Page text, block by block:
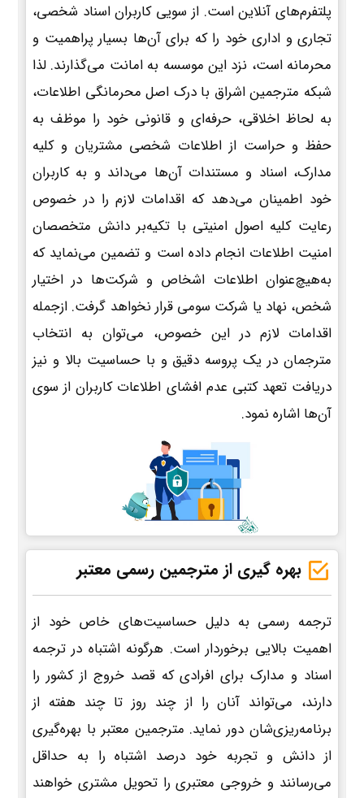
پلتفرم‌های آنلاین است. از سویی کاربران اسناد شخصی،
تجاری و اداری خود را که برای آن‌ها بسیار پراهمیت و
محرمانه است، نزد این موسسه به امانت می‌گذارند. لذا
شبکه مترجمین اشراق با درک اصل محرمانگی اطلاعات،
به لحاظ اخلاقی، حرفه‌ای و قانونی خود را موظف به
حفظ و حراست از اطلاعات شخصی مشتریان و کلیه
مدارک، اسناد و مستندات آن‌ها می‌داند و به کاربران
خود اطمینان می‌دهد که اقدامات لازم را در خصوص
رعایت کلیه اصول امنیتی با تکیه‌بر دانش متخصصان
امنیت اطلاعات انجام داده است و تضمین می‌نماید که
به‌هیچ‌عنوان اطلاعات اشخاص و شرکت‌ها در اختیار
شخص، نهاد یا شرکت سومی قرار نخواهد گرفت. ازجمله
اقدامات لازم در این خصوص، می‌توان به انتخاب
مترجمان در یک پروسه دقیق و با حساسیت بالا و نیز
دریافت تعهد کتبی عدم افشای اطلاعات کاربران از سوی
آن‌ها اشاره نمود.
بهره گیری از مترجمین رسمی معتبر
ترجمه رسمی به دلیل حساسیت‌های خاص خود از
اهمیت بالایی برخوردار است. هرگونه اشتباه در ترجمه
اسناد و مدارک برای افرادی که قصد خروج از کشور را
دارند، می‌تواند آنان را از چند روز تا چند هفته از
برنامه‌ریزی‌شان دور نماید. مترجمین معتبر با بهره‌گیری
از دانش و تجربه خود درصد اشتباه را به حداقل
می‌رسانند و خروجی معتبری را تحویل مشتری خواهند